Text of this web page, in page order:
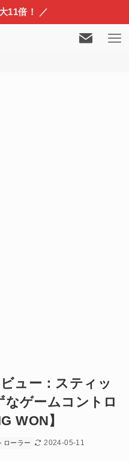
11倍！ ／
ュー：スティッ
なゲームコントロ
WON】
ローラー 2024-05-11